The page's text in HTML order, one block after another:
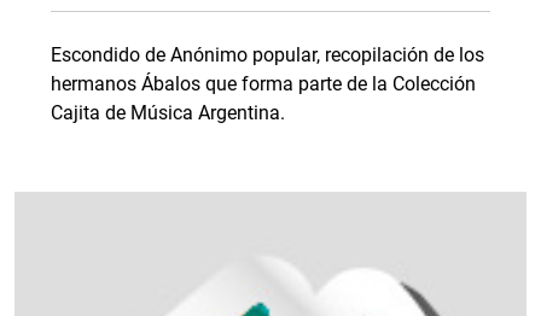
Escondido de Anónimo popular, recopilación de los
hermanos Ábalos que forma parte de la Colección
Cajita de Música Argentina.